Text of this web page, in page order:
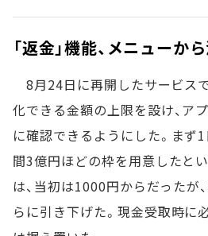
「返金」機能、メニューか
8月24日に再開したサービス
化できる金額の上限を設け、ア
に確認できるようにした。まず
間3億円ほどの枠を用意したと
は、当初は1000円からだったが
らに引き下げた。現金受取時に